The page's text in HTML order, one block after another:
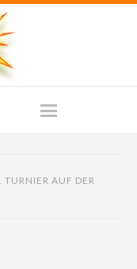
TURNIER AUF DER